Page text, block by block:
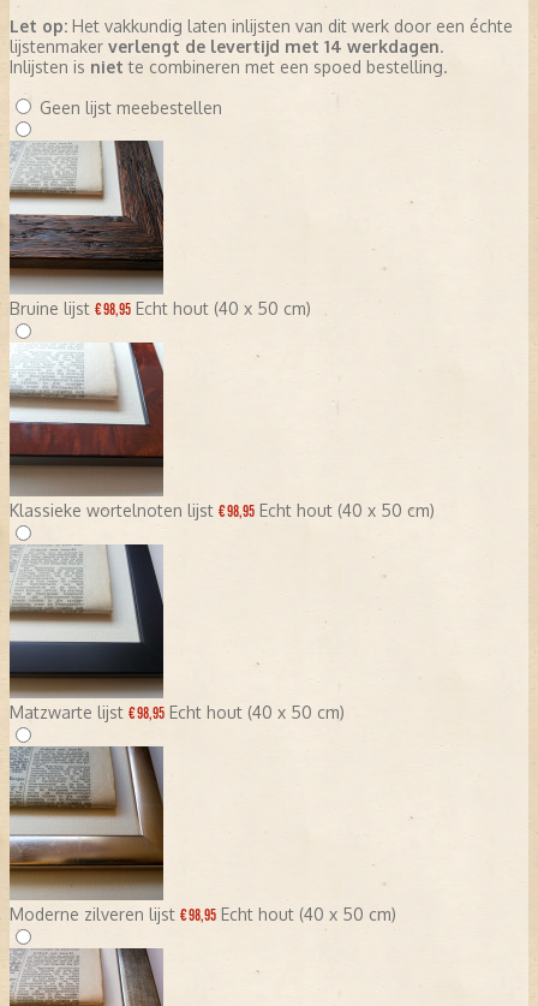
Let op: Het vakkundig laten inlijsten van dit werk door een échte
lijstenmaker verlengt de levertijd met 14 werkdagen.
Inlijsten is niet te combineren met een spoed bestelling.
Geen lijst meebestellen
Bruine lijst € 98,95 Echt hout (40 x 50 cm)
Klassieke wortelnoten lijst € 98,95 Echt hout (40 x 50 cm)
Matzwarte lijst € 98,95 Echt hout (40 x 50 cm)
Moderne zilveren lijst € 98,95 Echt hout (40 x 50 cm)